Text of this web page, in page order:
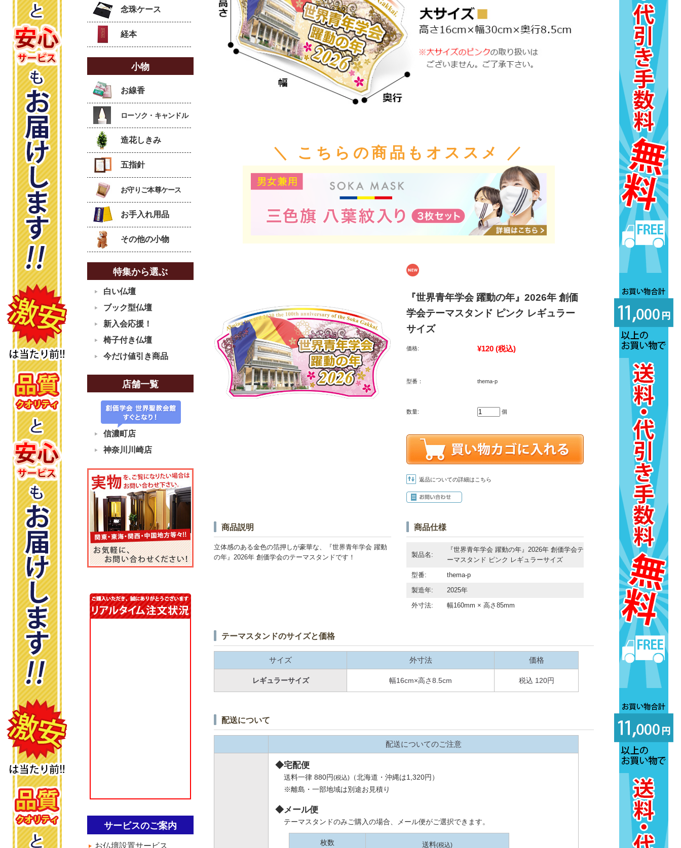
＼ こちらの商品もオススメ ／
『世界青年学会 躍動の年』2026年 創価
学会テーマスタンド ピンク レギュラー
サイズ
価格: ¥120 (税込)
型番： thema-p
数量: 個
返品についての詳細はこちら
商品説明
立体感のある金色の箔押しが豪華な、『世界青年学会 躍動
の年』2026年 創価学会のテーマスタンドです！
商品仕様
製品名:
『世界青年学会 躍動の年』2026年 創価学会テ
ーマスタンド ピンク レギュラーサイズ
型番:
thema-p
製造年:
2025年
外寸法:
幅160mm × 高さ85mm
テーマスタンドのサイズと価格
サイズ 外寸法 価格
レギュラーサイズ 幅16cm×高さ8.5cm 税込 120円
配送について
配送についてのご注意
◆宅配便
送料一律 880円(税込) （北海道・沖縄は1,320円）
※離島・一部地域は別途お見積り
◆メール便
テーマスタンドのみご購入の場合、メール便がご選択できます。
枚数 送料(税込)
念珠ケース
経本
小物
お線香
ローソク・キャンドル
造花しきみ
五指針
お守りご本尊ケース
お手入れ用品
その他の小物
特集から選ぶ
白い仏壇
ブック型仏壇
新入会応援！
椅子付き仏壇
今だけ値引き商品
店舗一覧
信濃町店
神奈川川崎店
サービスのご案内
お仏壇設置サービス